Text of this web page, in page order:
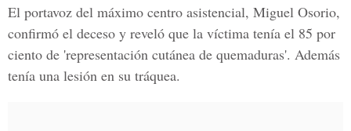
El portavoz del máximo centro asistencial, Miguel Osorio,
confirmó el deceso y reveló que la víctima tenía el 85 por
ciento de 'representación cutánea de quemaduras'. Además
tenía una lesión en su tráquea.